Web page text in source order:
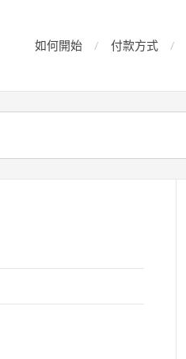
如何開始 付款方式